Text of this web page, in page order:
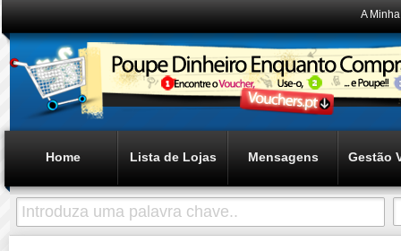
A
Home Lista de Lojas Mensagens Gestão